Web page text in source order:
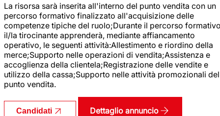
La risorsa sarà inserita all'interno del punto vendita con un
percorso formativo finalizzato all'acquisizione delle
competenze tipiche del ruolo;Durante il percorso
il/la tirocinante apprenderà, mediante affiancamento
operativo, le seguenti attività:Allestimento e riordino della
merce;Supporto nelle operazioni di vendita;Assistenza e
accoglienza della clientela;Registrazione delle vendite e
utilizzo della cassa;Supporto nelle attività promozionali del
punto vendita.
Candidati Dettaglio annuncio